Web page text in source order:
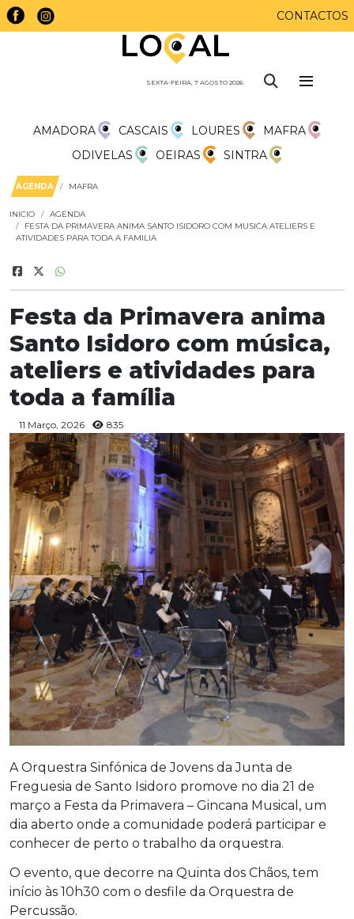
CONTACTOS
SEXTA-FEIRA, 7 AGOSTO 2026
AMADORA CASCAIS LOURES
MAFRA
ODIVELAS
OEIRAS SINTRA
AGENDA MAFRA
INICIO
AGENDA
FESTA DA PRIMAVERA ANIMA SANTO ISIDORO COM MUSICA ATELIERS E
ATIVIDADES PARA TODA A FAMILIA
Festa da Primavera anima
Santo Isidoro com música,
ateliers e atividades para
toda a família
11 Março, 2026 835
A Orquestra Sinfónica de Jovens da Junta de
Freguesia de Santo Isidoro promove no dia 21 de
março a Festa da Primavera – Gincana Musical, um
dia aberto onde a comunidade poderá participar e
conhecer de perto o trabalho da orquestra.
O evento, que decorre na Quinta dos Chãos, tem
início às 10h30 com o desfile da Orquestra de
Percussão.